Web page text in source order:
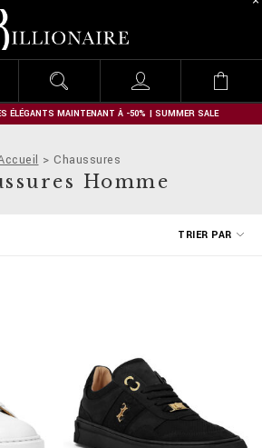
l
l
o
n
e
ÉLÉGANTS MAINTENANT À -50% | SUMMER SALE
Chaussures
Homme
TRIER PAR